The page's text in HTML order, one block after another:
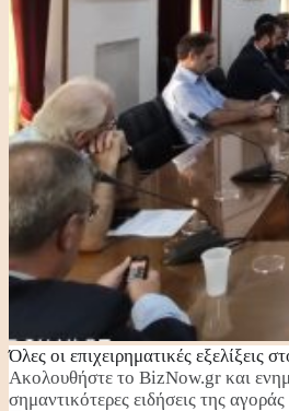
Όλες οι επιχειρηματικές εξελίξεις
Ακολουθήστε το BizNow.gr και
σημαντικότερες ειδήσεις της αγοράς